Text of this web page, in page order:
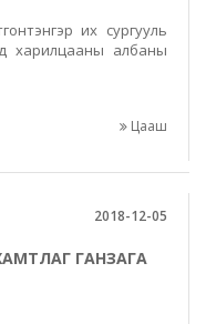
их сургууль
харилцааны албаны
Цааш
2018-12-05
ГАНЗАГА